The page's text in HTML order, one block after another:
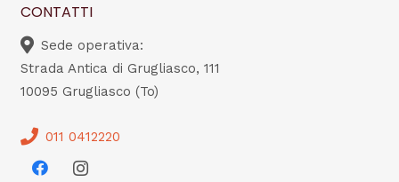
CONTATTI
Sede operativa:
Strada Antica di Grugliasco, 111
10095 Grugliasco (To)
011 0412220